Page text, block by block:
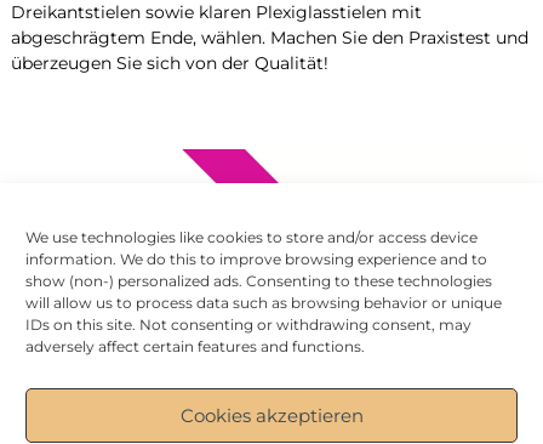
We use technologies like cookies to store and/or access device
information. We do this to improve browsing experience and to
show (non-) personalized ads. Consenting to these technologies
will allow us to process data such as browsing behavior or unique
IDs on this site. Not consenting or withdrawing consent, may
adversely affect certain features and functions.
Cookies akzeptieren
Dreikantstielen sowie klaren Plexiglasstielen mit
abgeschrägtem Ende, wählen. Machen Sie den Praxistest und
überzeugen Sie sich von der Qualität!
Spread your passion for art!